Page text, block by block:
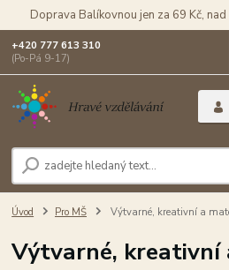
Doprava Balíkovnou jen za 69 Kč,
+420 777 613 310
(Po-Pá 9-17)
Úvod Pro MŠ Výtvarné, kreativní a
Výtvarné, kreativní